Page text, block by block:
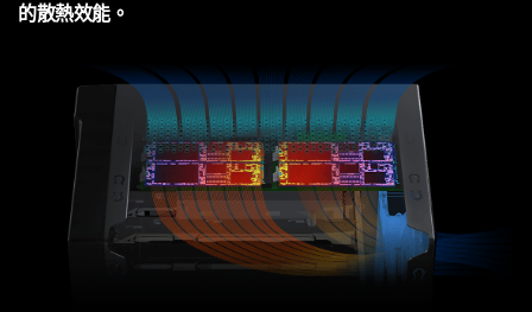
的散熱效能。